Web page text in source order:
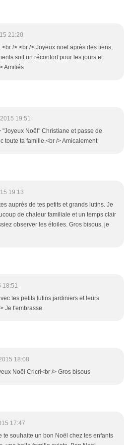
21:20
/> <br /> Joyeux noël après des tiens,
soit un réconfort pour les jours et
Amitiés
19:51
"Joyeux Noël" Christiane et passe de
toute ta famille.<br /> Amicalement
19:13
auprès de tes petits et grands lutins. Je
de chaleur familiale et un temps clair
observer les étoiles. Gros bisous, je
18:51
tes petits lutins jardiniers et leurs
Je t'embrasse.
18:08
Noël Cricri<br /> Gros bisous
17:47
te souhaite un bon Noël chez tes enfants